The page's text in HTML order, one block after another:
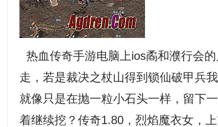
热血传奇手游电脑上ios矞和濮行会
走，若是裁决之杖山得到锁仙破甲兵
就像只是在抛一粒小石头一样，留下
着继续挖？传奇1.80，烈焰魔衣女，